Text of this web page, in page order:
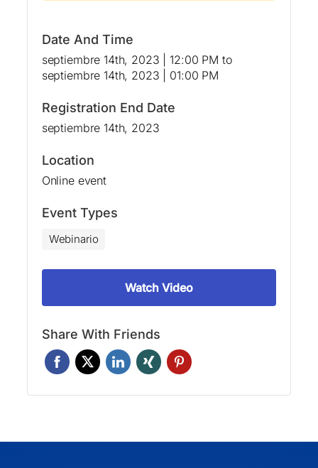
Date And Time
septiembre 14th, 2023 | 12:00 PM to
septiembre 14th, 2023 | 01:00 PM
Registration End Date
septiembre 14th, 2023
Location
Online event
Event Types
Webinario
Watch Video
Share With Friends